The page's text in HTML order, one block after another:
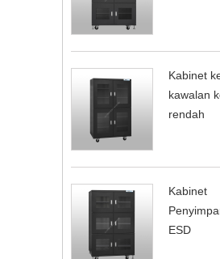
Kabinet
kawalan
rendah
Kabinet
ESD